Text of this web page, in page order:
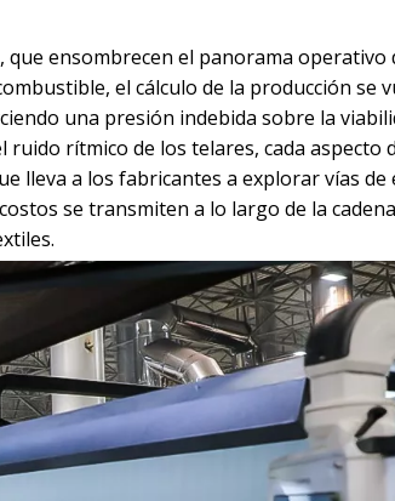
ensombrecen el panorama operativo
el cálculo de la producción se
una presión indebida sobre la
rítmico de los telares, cada aspecto
lleva a los fabricantes a explorar vías de
se transmiten a lo largo de la